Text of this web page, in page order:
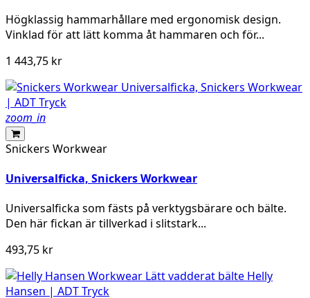
Högklassig hammarhållare med ergonomisk design.
Vinklad för att lätt komma åt hammaren och för...
1 443,75 kr
zoom_in
Snickers Workwear
Universalficka, Snickers Workwear
Universalficka som fästs på verktygsbärare och bälte.
Den här fickan är tillverkad i slitstark...
493,75 kr